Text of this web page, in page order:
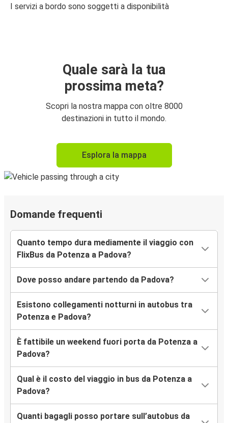
I servizi a bordo sono soggetti a disponibilità
Quale sarà la tua
prossima meta?
Scopri la nostra mappa con oltre 8000
destinazioni in tutto il mondo.
Esplora la mappa
Domande frequenti
Quanto tempo dura mediamente il viaggio con
FlixBus da Potenza a Padova?
Dove posso andare partendo da Padova?
Esistono collegamenti notturni in autobus tra
Potenza e Padova?
È fattibile un weekend fuori porta da Potenza a
Padova?
Qual è il costo del viaggio in bus da Potenza a
Padova?
Quanti bagagli posso portare sull’autobus da